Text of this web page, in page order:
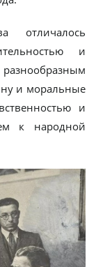
отличалось
и
и моральные
и
к народной